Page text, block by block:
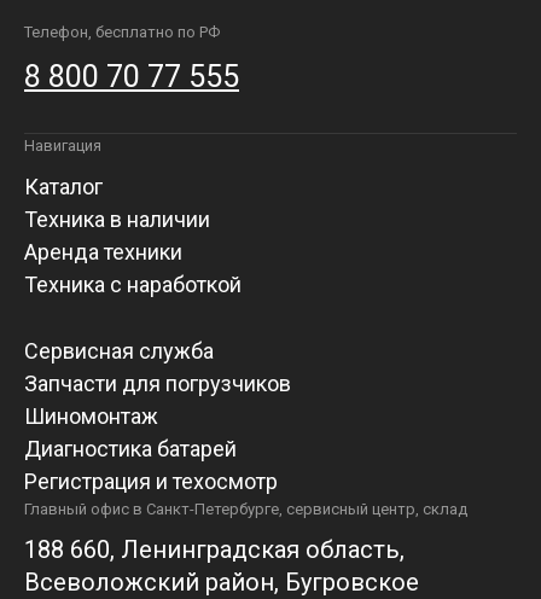
Телефон, бесплатно по РФ
8 800 70 77 555
Навигация
Каталог
Техника в наличии
Аренда техники
Техника с наработкой
Сервисная служба
Запчасти для погрузчиков
Шиномонтаж
Диагностика батарей
Регистрация и техосмотр
Главный офис в Санкт-Петербурге, сервисный центр, склад
188 660, Ленинградская область,
Всеволожский район, Бугровское